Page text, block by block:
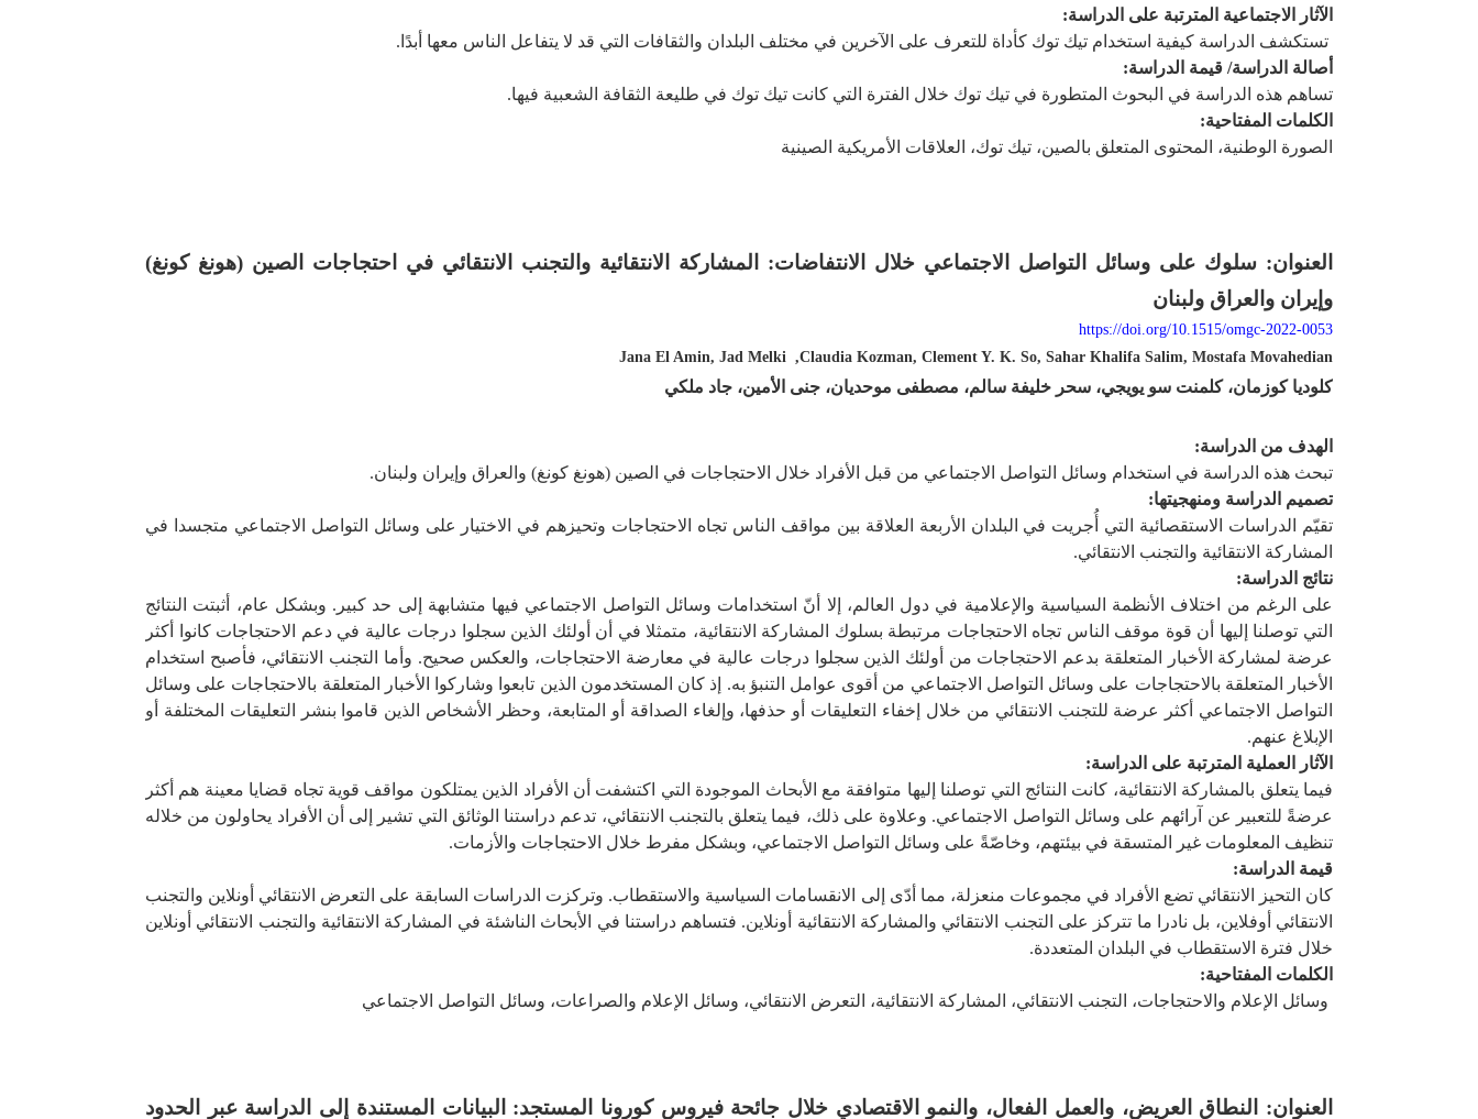
الآثار الاجتماعية المترتبة على الدراسة:
تستكشف الدراسة كيفية استخدام تيك توك كأداة للتعرف على الآخرين في مختلف البلدان والثقافات التي قد لا يتفاعل الناس معها أبدًا.
أصالة الدراسة/ قيمة الدراسة:
تساهم هذه الدراسة في البحوث المتطورة في تيك توك خلال الفترة التي كانت تيك توك في طليعة الثقافة الشعبية فيها.
الكلمات المفتاحية:
الصورة الوطنية، المحتوى المتعلق بالصين، تيك توك، العلاقات الأمريكية الصينية
العنوان: سلوك على وسائل التواصل الاجتماعي خلال الانتفاضات: المشاركة الانتقائية والتجنب الانتقائي في احتجاجات الصين (هونغ كونغ)
وإيران والعراق ولبنان
https://doi.org/10.1515/omgc-2022-0053
Claudia Kozman, Clement Y. K. So, Sahar Khalifa Salim, Mostafa Movahedian
,
Jana El Amin, Jad Melki
كلوديا كوزمان، كلمنت سو يويجي، سحر خليفة سالم، مصطفى موحديان، جنى الأمين، جاد ملكي
الهدف من الدراسة:
تبحث هذه الدراسة في استخدام وسائل التواصل الاجتماعي من قبل الأفراد خلال الاحتجاجات في الصين (هونغ كونغ) والعراق وإيران ولبنان.
تصميم الدراسة ومنهجيتها:
تقيّم الدراسات الاستقصائية التي أُجريت في البلدان الأربعة العلاقة بين مواقف الناس تجاه الاحتجاجات وتحيزهم في الاختيار على وسائل التواصل الاجتماعي متجسدا في
المشاركة الانتقائية والتجنب الانتقائي.
نتائج الدراسة:
على الرغم من اختلاف الأنظمة السياسية والإعلامية في دول العالم، إلا أنّ استخدامات وسائل التواصل الاجتماعي فيها متشابهة إلى حد كبير. وبشكل عام، أثبتت النتائج
التي توصلنا إليها أن قوة موقف الناس تجاه الاحتجاجات مرتبطة بسلوك المشاركة الانتقائية، متمثلا في أن أولئك الذين سجلوا درجات عالية في دعم الاحتجاجات كانوا أكثر
عرضة لمشاركة الأخبار المتعلقة بدعم الاحتجاجات من أولئك الذين سجلوا درجات عالية في معارضة الاحتجاجات، والعكس صحيح. وأما التجنب الانتقائي، فأصبح استخدام
الأخبار المتعلقة بالاحتجاجات على وسائل التواصل الاجتماعي من أقوى عوامل التنبؤ به. إذ كان المستخدمون الذين تابعوا وشاركوا الأخبار المتعلقة بالاحتجاجات على وسائل
التواصل الاجتماعي أكثر عرضة للتجنب الانتقائي من خلال إخفاء التعليقات أو حذفها، وإلغاء الصداقة أو المتابعة، وحظر الأشخاص الذين قاموا بنشر التعليقات المختلفة أو
الإبلاغ عنهم.
الآثار العملية المترتبة على الدراسة:
فيما يتعلق بالمشاركة الانتقائية، كانت النتائج التي توصلنا إليها متوافقة مع الأبحاث الموجودة التي اكتشفت أن الأفراد الذين يمتلكون مواقف قوية تجاه قضايا معينة هم أكثر
عرضةً للتعبير عن آرائهم على وسائل التواصل الاجتماعي. وعلاوة على ذلك، فيما يتعلق بالتجنب الانتقائي، تدعم دراستنا الوثائق التي تشير إلى أن الأفراد يحاولون من خلاله
تنظيف المعلومات غير المتسقة في بيئتهم، وخاصّةً على وسائل التواصل الاجتماعي، وبشكل مفرط خلال الاحتجاجات والأزمات.
قيمة الدراسة:
كان التحيز الانتقائي تضع الأفراد في مجموعات منعزلة، مما أدّى إلى الانقسامات السياسية والاستقطاب. وتركزت الدراسات السابقة على التعرض الانتقائي أونلاين والتجنب
الانتقائي أوفلاين، بل نادرا ما تتركز على التجنب الانتقائي والمشاركة الانتقائية أونلاين. فتساهم دراستنا في الأبحاث الناشئة في المشاركة الانتقائية والتجنب الانتقائي أونلاين
خلال فترة الاستقطاب في البلدان المتعددة.
الكلمات المفتاحية:
وسائل الإعلام والاحتجاجات، التجنب الانتقائي، المشاركة الانتقائية، التعرض الانتقائي، وسائل الإعلام والصراعات، وسائل التواصل الاجتماعي
العنوان: النطاق العريض، والعمل الفعال، والنمو الاقتصادي خلال جائحة فيروس كورونا المستجد: البيانات المستندة إلى الدراسة عبر الحدود